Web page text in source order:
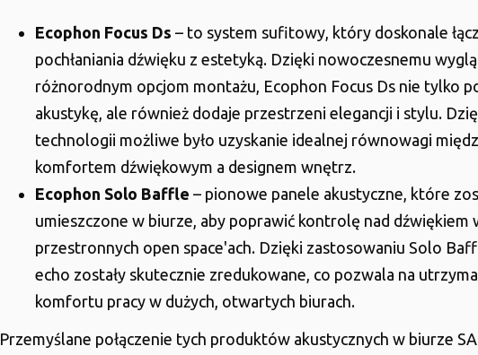
Ecophon Focus Ds – to system sufitowy, który doskonale
pochłaniania dźwięku z estetyką. Dzięki nowoczesnemu
różnorodnym opcjom montażu, Ecophon Focus Ds nie tylko
akustykę, ale również dodaje przestrzeni elegancji i stylu.
technologii możliwe było uzyskanie idealnej równowagi
komfortem dźwiękowym a designem wnętrz.
Ecophon Solo Baffle – pionowe panele akustyczne, które
umieszczone w biurze, aby poprawić kontrolę nad dźwiękiem
przestronnych open space'ach. Dzięki zastosowaniu Solo
echo zostały skutecznie zredukowane, co pozwala na
komfortu pracy w dużych, otwartych biurach.
Przemyślane połączenie tych produktów akustycznych w biurze